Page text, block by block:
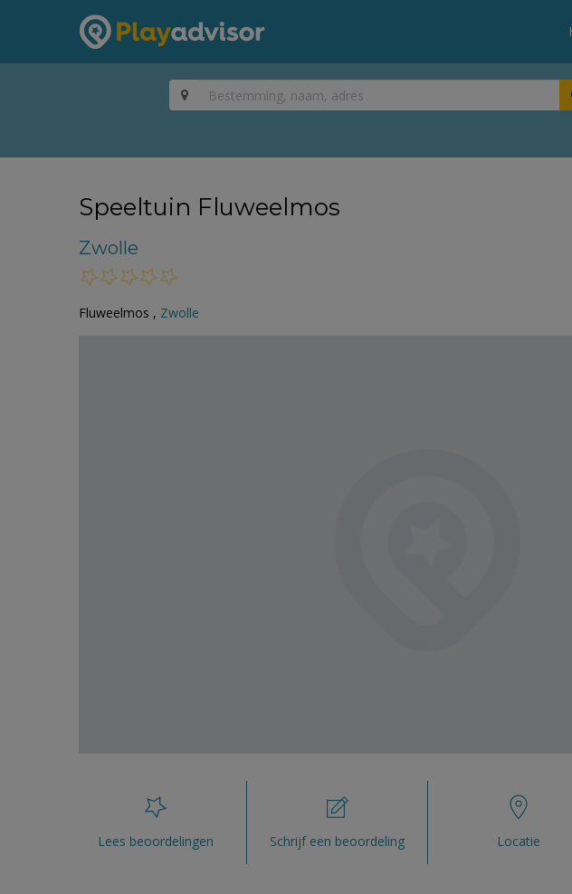
Speeltuin Fluweelmos
Zwolle
Fluweelmos , Zwolle
Lees beoordelingen Schrijf een beoordeling Locatie